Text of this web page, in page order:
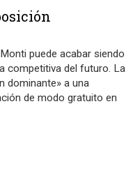
puede acabar siendo
competitiva del futuro. La
dominante» a una
de modo gratuito en